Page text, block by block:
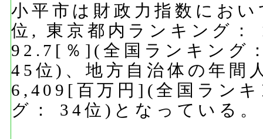
小平市は財政力指数にお
位, 東京都内ランキング：
92.7[％](全国ランキング
45位)、地方自治体の年間
6,409[百万円](全国ラン
グ： 34位)となっている。